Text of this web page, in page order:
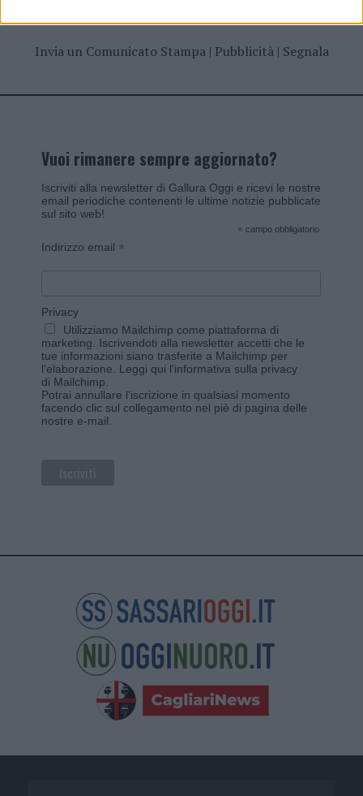
Invia un Comunicato Stampa| Pubblicità| Segnala
Vuoi rimanere sempre aggiornato?
Iscriviti alla newsletter di Gallura Oggi e ricevi le nostre
email periodiche contenenti le ultime notizie pubblicate
sul sito web!
* campo obbligatorio
Indirizzo email *
Privacy
Utilizziamo Mailchimp come piattaforma di
marketing. Iscrivendoti alla newsletter accetti che le
tue informazioni siano trasferite a Mailchimp per
l'elaborazione. Leggi qui l'informativa sulla privacy
di Mailchimp
Potrai annullare l'iscrizione in qualsiasi momento
facendo clic sul collegamento nel piè di pagina delle
nostre e-mail.